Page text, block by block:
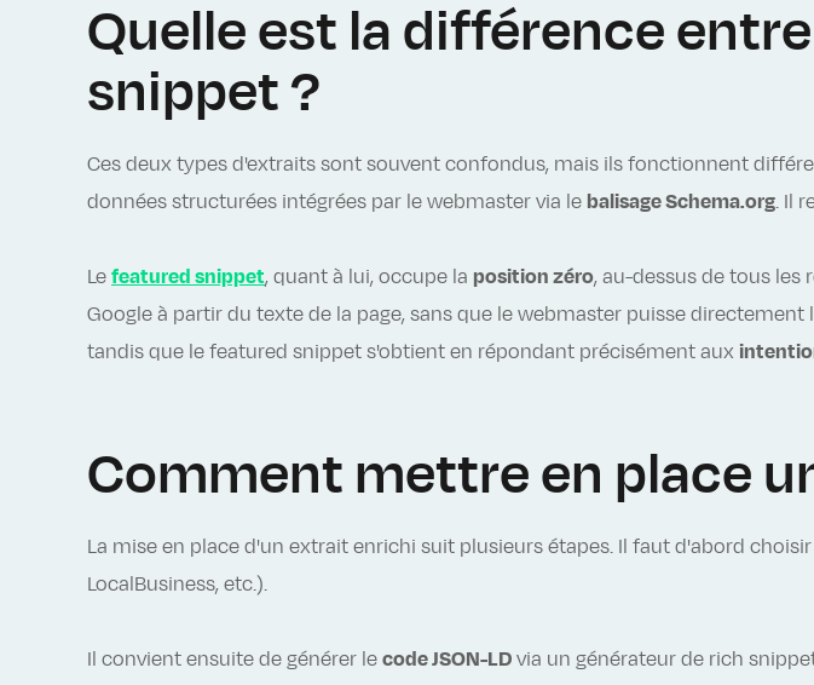
Quelle est la différence
snippet ?
Ces deux types d'extraits sont souvent confondus, mais ils fonctionnent
données structurées intégrées par le webmaster via le balisage Schema.org. Il
Le featured snippet, quant à lui, occupe la position zéro, au-dessus de tous
Google à partir du texte de la page, sans que le webmaster puisse
tandis que le featured snippet s'obtient en répondant précisément aux
Comment mettre en place
La mise en place d'un extrait enrichi suit plusieurs étapes. Il faut d'abord
LocalBusiness, etc.).
Il convient ensuite de générer le code JSON-LDvia un générateur de rich